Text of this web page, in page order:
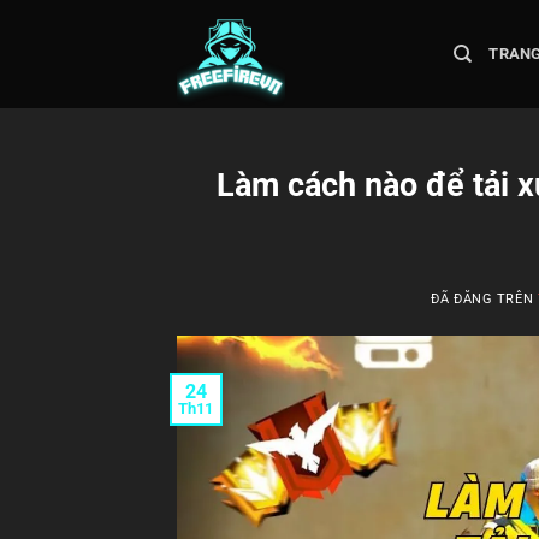
dung
Làm cách nào để tải
ĐÃ ĐĂNG TRÊN
24
Th11